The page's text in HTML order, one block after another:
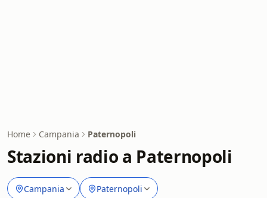
Home Campania Paternopoli
Stazioni radio a Paternopoli
Campania Paternopoli